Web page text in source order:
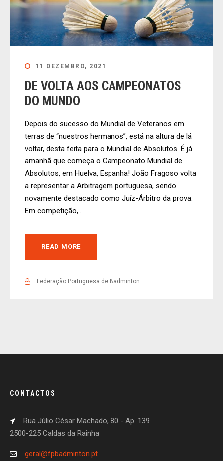
11 DEZEMBRO, 2021
DE VOLTA AOS CAMPEONATOS
DO MUNDO
Depois do sucesso do Mundial de Veteranos em
terras de “nuestros hermanos”, está na altura de lá
voltar, desta feita para o Mundial de Absolutos. É já
amanhã que começa o Campeonato Mundial de
Absolutos, em Huelva, Espanha! João Fragoso volta
a representar a Arbitragem portuguesa, sendo
novamente destacado como Juíz-Árbitro da prova.
Em competição,...
READ MORE
Federação Portuguesa de Badminton
CONTACTOS
Rua Júlio César Machado, 80 - Ap. 139
2500-225 Caldas da Rainha
geral@fpbadminton.pt